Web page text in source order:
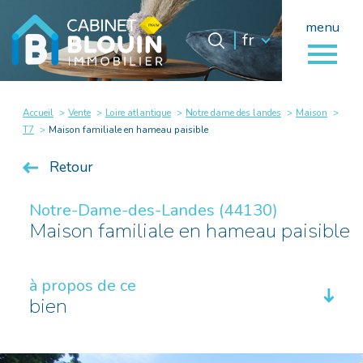
menu
Langue
fr
Accueil 0 Langue
fr
Accueil Vente Loire atlantique Notre dame des landes
Maison
T7
Maison familiale en hameau paisible
Retour
Notre-Dame-des-Landes (44130)
Maison familiale en hameau paisible
à propos de ce
bien